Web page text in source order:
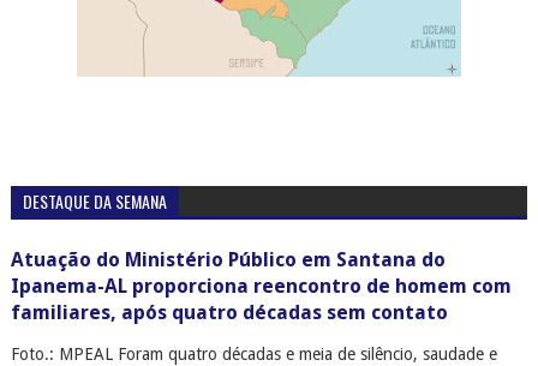
DESTAQUE DA SEMANA
Atuação do Ministério Público em Santana do
Ipanema-AL proporciona reencontro de homem com
familiares, após quatro décadas sem contato
Foto.: MPEAL Foram quatro décadas e meia de silêncio, saudade e